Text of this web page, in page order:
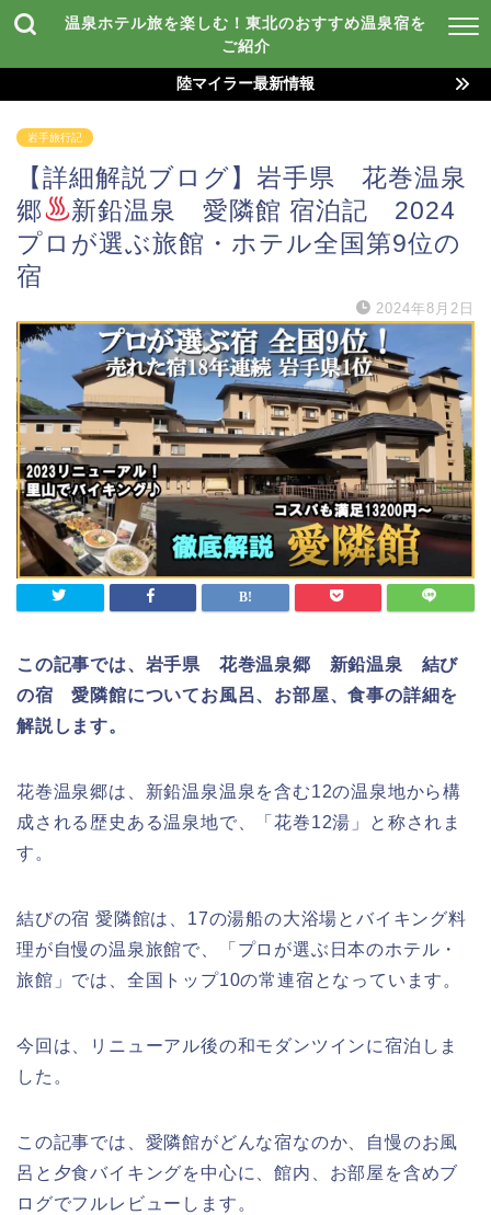
温泉ホテル旅を楽しむ！東北のおすすめ温泉宿を
ご紹介
陸マイラー最新情報
岩手旅行記
【詳細解説ブログ】岩手県 花巻温泉
郷
新鉛温泉 愛隣館 宿泊記 2024
プロが選ぶ旅館・ホテル全国第9位の
宿
2024年8月2日
この記事では、岩手県 花巻温泉郷 新鉛温泉 結び
の宿 愛隣館についてお風呂、お部屋、食事の詳細を
解説します。
花巻温泉郷は、新鉛温泉温泉を含む12の温泉地から構
成される歴史ある温泉地で、「花巻12湯」と称されま
す。
結びの宿 愛隣館は、17の湯船の大浴場とバイキング料
理が自慢の温泉旅館で、「プロが選ぶ日本のホテル・
旅館」では、全国トップ10の常連宿となっています。
今回は、リニューアル後の和モダンツインに宿泊しま
した。
この記事では、愛隣館がどんな宿なのか、自慢のお風
呂と夕食バイキングを中心に、館内、お部屋を含めブ
ログでフルレビューします。